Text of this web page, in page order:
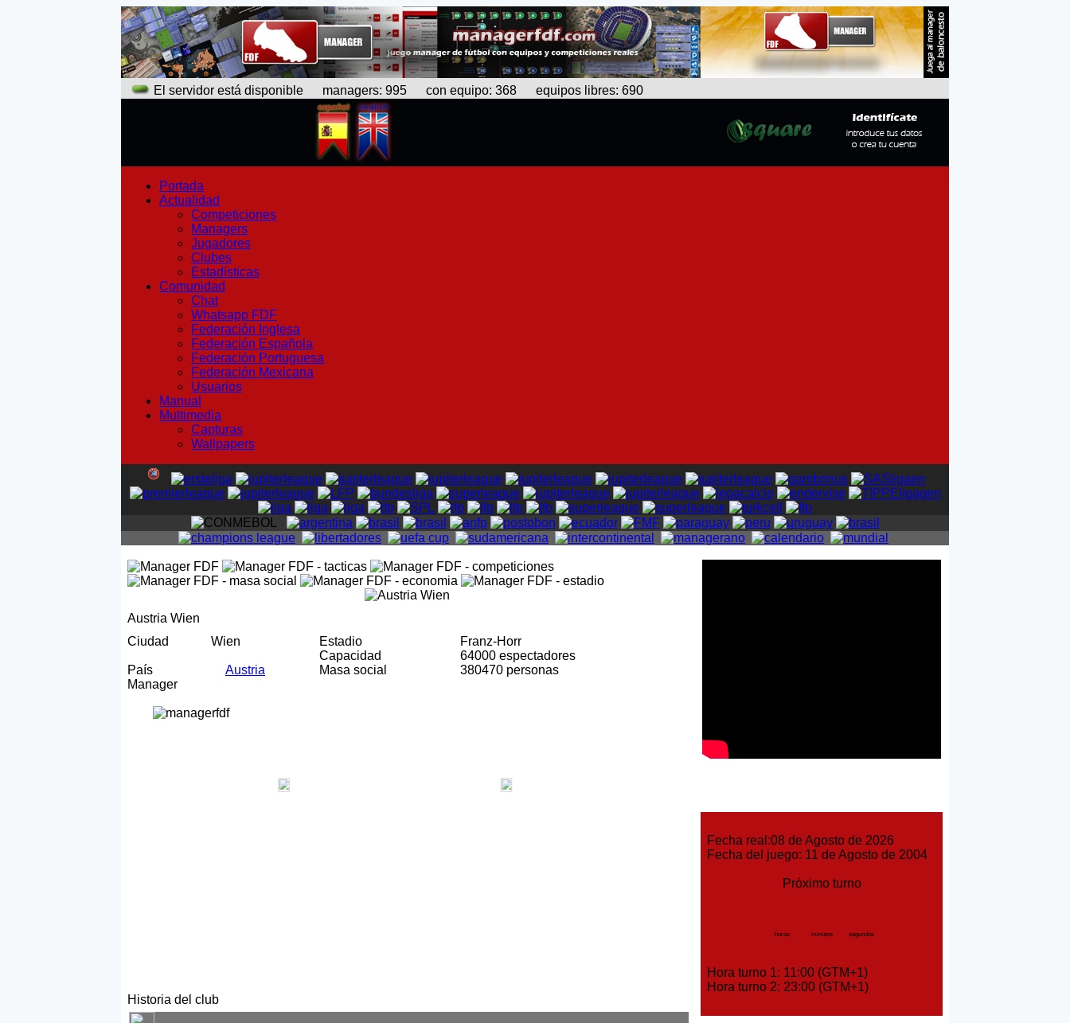
El servidor está disponible managers: 995 con equipo: 368 equipos libres: 690
Portada
Actualidad
Competiciones
Managers
Jugadores
Clubes
Estadísticas
Comunidad
Chat
Whatsapp FDF
Federación Inglesa
Federación Española
Federación Portuguesa
Federación Mexicana
Usuarios
Manual
Multimedia
Capturas
Wallpapers
Austria Wien
Ciudad
Wien Estadio
Franz-Horr
Capacidad
64000 espectadores
País
Austria Masa social
380470 personas
Manager
Historia del club
Fecha real:08 de Agosto de 2026
Fecha del juego: 11 de Agosto de 2004
Próximo turno
horas minutos segundos
Hora turno 1: 11:00 (GTM+1)
Hora turno 2: 23:00 (GTM+1)